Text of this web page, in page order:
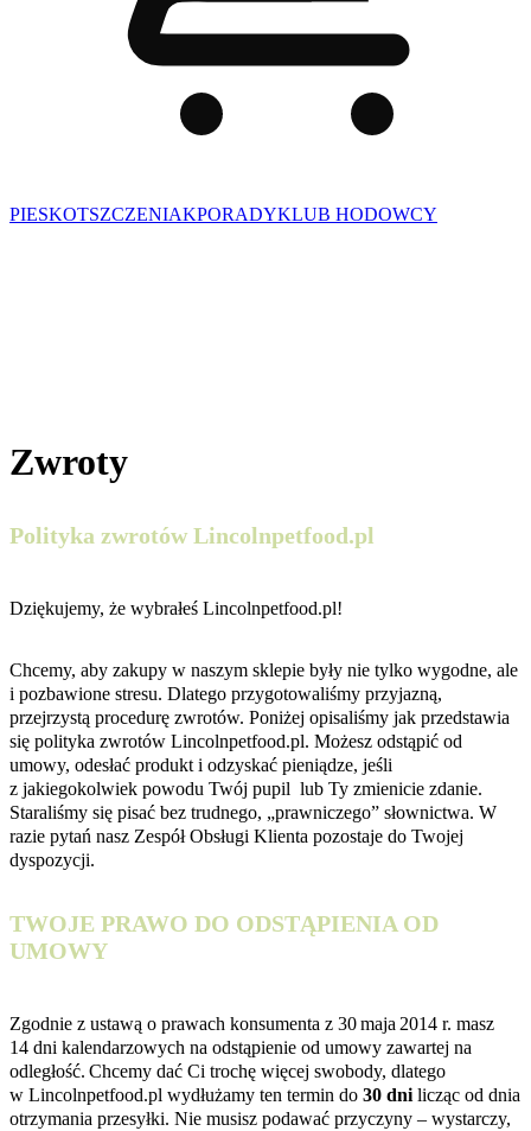
PIESKOTSZCZENIAKPORADYKLUB HODOWCY
Zwroty
Polityka zwrotów Lincolnpetfood.pl
Dziękujemy, że wybrałeś Lincolnpetfood.pl!
Chcemy, aby zakupy w naszym sklepie były nie tylko wygodne, ale
i pozbawione stresu. Dlatego przygotowaliśmy przyjazną,
przejrzystą procedurę zwrotów. Poniżej opisaliśmy jak przedstawia
się polityka zwrotów Lincolnpetfood.pl. Możesz odstąpić od
umowy, odesłać produkt i odzyskać pieniądze, jeśli
z jakiegokolwiek powodu Twój pupil lub Ty zmienicie zdanie.
Staraliśmy się pisać bez trudnego, „prawniczego” słownictwa. W
razie pytań nasz Zespół Obsługi Klienta pozostaje do Twojej
dyspozycji.
TWOJE PRAWO DO ODSTĄPIENIA OD
UMOWY
Zgodnie z ustawą o prawach konsumenta z 30 maja 2014 r. masz
14 dni kalendarzowych na odstąpienie od umowy zawartej na
odległość. Chcemy dać Ci trochę więcej swobody, dlatego
w Lincolnpetfood.pl wydłużamy ten termin do 30 dnilicząc od dnia
otrzymania przesyłki. Nie musisz podawać przyczyny – wystarczy,